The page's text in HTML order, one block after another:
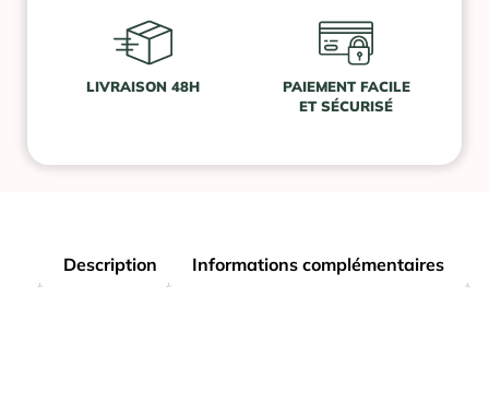
LIVRAISON 48H
PAIEMENT FACILE
ET SÉCURISÉ
Description Informations complémentaires